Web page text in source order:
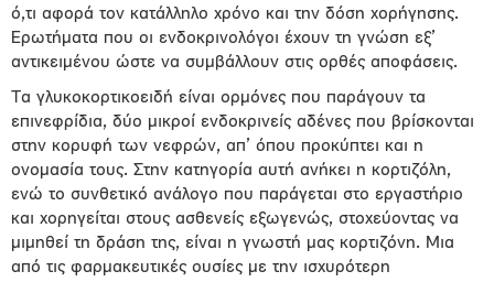
ό,τι αφορά τον κατάλληλο χρόνο και την δόση χορήγησης.
Ερωτήματα που οι ενδοκρινολόγοι έχουν τη γνώση εξ’
αντικειμένου ώστε να συμβάλλουν στις ορθές αποφάσεις.
Τα γλυκοκορτικοειδή είναι ορμόνες που παράγουν τα
επινεφρίδια, δύο μικροί ενδοκρινείς αδένες που βρίσκονται
στην κορυφή των νεφρών, απ’ όπου προκύπτει και η
ονομασία τους. Στην κατηγορία αυτή ανήκει η κορτιζόλη,
ενώ το συνθετικό ανάλογο που παράγεται στο εργαστήριο
και χορηγείται στους ασθενείς εξωγενώς, στοχεύοντας να
μιμηθεί τη δράση της, είναι η γνωστή μας κορτιζόνη. Μια
από τις φαρμακευτικές ουσίες με την ισχυρότερη